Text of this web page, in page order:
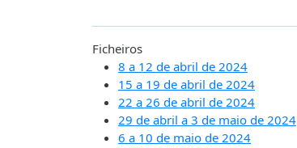
Ficheiros
8 a 12 de abril de 2024
15 a 19 de abril de 2024
22 a 26 de abril de 2024
29 de abril a 3 de maio de 2024
6 a 10 de maio de 2024